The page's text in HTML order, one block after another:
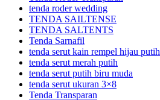
tenda roder wedding
TENDA SAILTENSE
TENDA SALTENTS
Tenda Sarnafil
tenda serut kain rempel hijau putih
tenda serut merah putih
tenda serut putih biru muda
tenda serut ukuran 3×8
Tenda Transparan